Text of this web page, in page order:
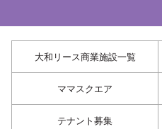
大和リース商業施設一覧
ママスクエア
テナント募集